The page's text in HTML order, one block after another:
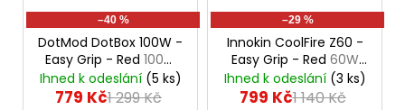
–40 %
DotMod DotBox 100W -
Easy Grip - Red 100W
Mod
Ihned k odeslání (5 ks)
779 Kč1 299 Kč
–29 %
Innokin CoolFire Z60 -
Easy Grip - Red 60W
Mod, 2500mAh
Ihned k odeslání (3 ks)
799 Kč1 140 Kč